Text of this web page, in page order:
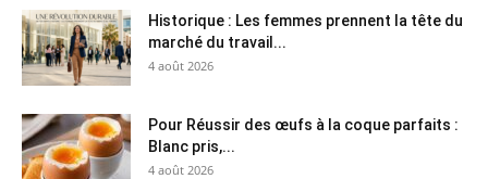
Historique : Les femmes prennent la tête du
marché du travail...
4 août 2026
Pour Réussir des œufs à la coque parfaits :
Blanc pris,...
4 août 2026